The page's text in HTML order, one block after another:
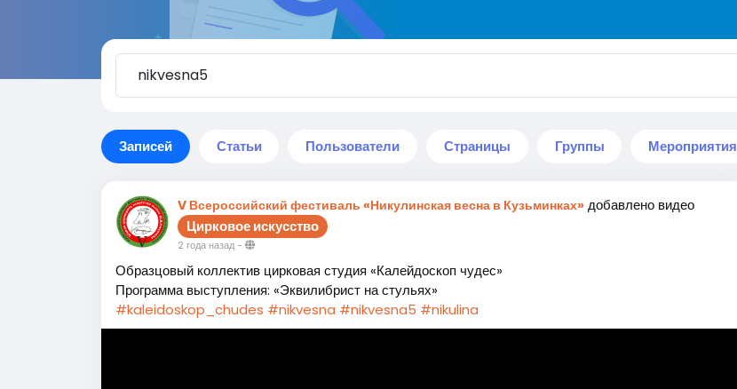
Записей Статьи Пользователи Страницы Группы Мероприятия
V Всероссийский фестиваль «Никулинская весна в Кузьминках» добавлено видео
Цирковое искусство
2 года назад-
Образцовый коллектив цирковая студия «Калейдоскоп чудес»
Программа выступления: «Эквилибрист на стульях»
#kaleidoskop_chudes #nikvesna #nikvesna5 #nikulina